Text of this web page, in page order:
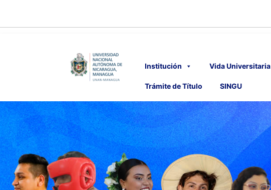
Institución Vida Universitaria
Trámite de Título SINGU